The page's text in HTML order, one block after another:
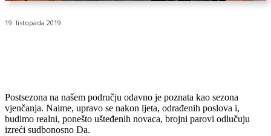
19. listopada 2019.
Postsezona na našem području odavno je poznata kao sezona
vjenčanja. Naime, upravo se nakon ljeta, odrađenih poslova i,
budimo realni, ponešto ušteđenih novaca, brojni parovi odlučuju
izreći sudbonosno Da.